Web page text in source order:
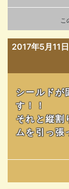
こ
2017年5月11
シールドが
す！！
それと縦割
ムを引っ